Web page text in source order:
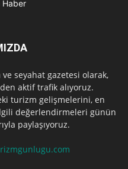
seyahat gazetesi olarak,
aktif trafik alıyoruz.
turizm gelişmelerini, en
değerlendirmeleri günün
paylaşıyoruz.